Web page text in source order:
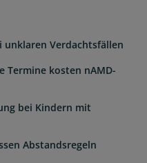
unklaren Verdachtsfällen
Termine kosten nAMD-
bei Kindern mit
Abstandsregeln